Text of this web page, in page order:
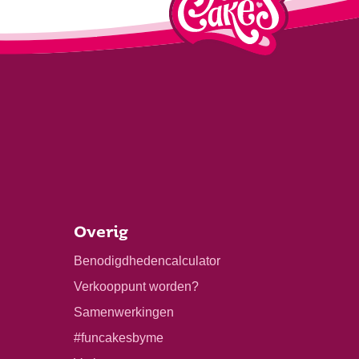
Overig
Benodigdhedencalculator
Verkooppunt worden?
Samenwerkingen
#funcakesbyme